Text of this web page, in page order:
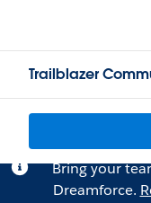
Trailblazer
Bring your
Dreamforce.